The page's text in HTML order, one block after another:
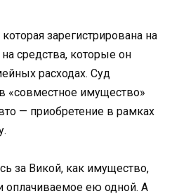
зарегистрирована на
средства, которые он
расходах. Суд
«совместное имущество»
— приобретение в рамках
за Викой, как имущество,
оплачиваемое ею одной. А